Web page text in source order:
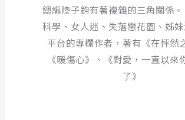
總編陸子鈞有著複雜的三角關係
科學、女人迷、失落戀花園、姊
平台的專欄作者，著有《在怦然
《暖傷心》、《對愛，一直以來
了》